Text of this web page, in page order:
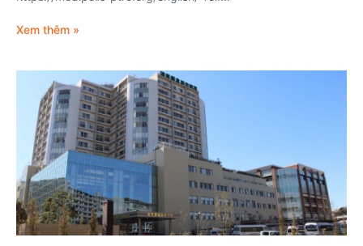
Xem thêm »